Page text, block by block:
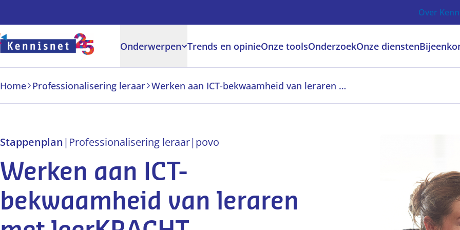
Over
Onderwerpen Trends en opinieOnze toolsOnderzoekOnze diensten
Home Professionalisering leraar Werken aan ICT-bekwaamheid van leraren met leerKRACHT
Stappenplan| Professionalisering leraar|povo
Werken aan ICT-
bekwaamheid van leraren